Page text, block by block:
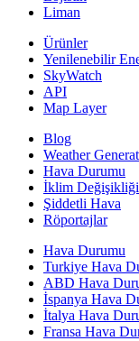
Liman
Ürünler
Yenilenebilir
SkyWatch
API
Map Layer
Blog
Weather
Hava Durumu
İklim Değişikliği
Şiddetli Hava
Röportajlar
Hava Durumu
Turkiye Hava
ABD Hava
İspanya Hava
İtalya Hava
Fransa Hava